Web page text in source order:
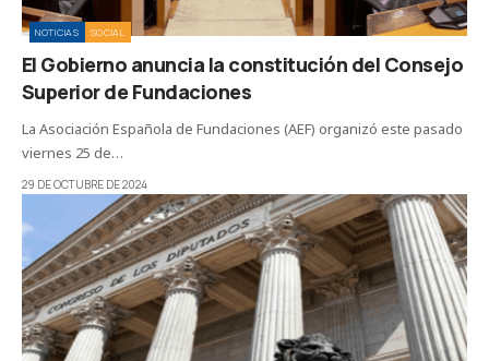
NOTICIAS SOCIAL
El Gobierno anuncia la constitución del Consejo
Superior de Fundaciones
La Asociación Española de Fundaciones (AEF) organizó este pasado
viernes 25 de…
29 DE OCTUBRE DE 2024